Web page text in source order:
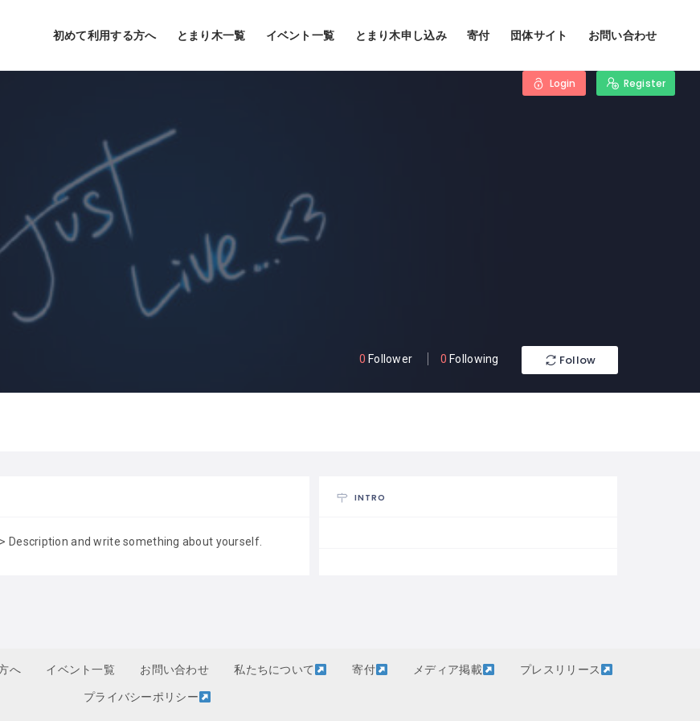
初めて利用する方へ とまり木一覧 イベント一覧 とまり木申し込み 寄付 団体サイト お問い合わせ
Login Register
0 Follower 0 Following Follow
Description and write something about yourself.
INTRO
へ イベント一覧 お問い合わせ 私たちについて 寄付 メディア掲載 プレスリリース
プライバシーポリシー